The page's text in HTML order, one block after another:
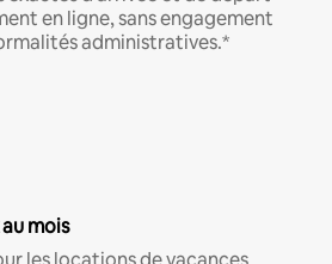
en ligne, sans engagement
administratives.*
mois